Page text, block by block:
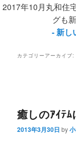
2017年10月丸和住
グも
- 新し
カテゴリーアーカイブ:
癒しのｱｲﾃ
2013年3月30日 by